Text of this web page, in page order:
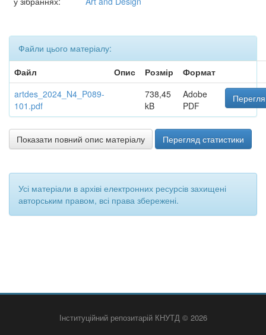
Файли цього матеріалу:
Файл
Опис Розмір
Формат
artdes_2024_N4_P089-
101.pdf
738,45
kB
Adobe
PDF
Показати повний опис матеріалу Перегляд статистики
Усі матеріали в архіві електронних ресурсів захищені
авторським правом, всі права збережені.
Інституційний репозитарій КНУТД © 2026